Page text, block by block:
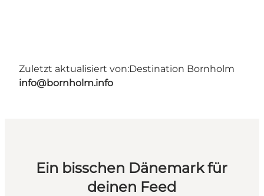
Zuletzt aktualisiert von:Destination Bornholm
info@bornholm.info
Ein bisschen Dänemark für
deinen Feed